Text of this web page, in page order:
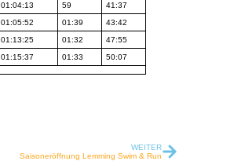
01:04:13 59
41:37
01:05:52 01:39
43:42
01:13:25 01:32
47:55
01:15:37 01:33 50:07
WEITER
Saisoneröffnung Lemming Swim & Run